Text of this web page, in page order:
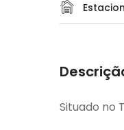
Situado no